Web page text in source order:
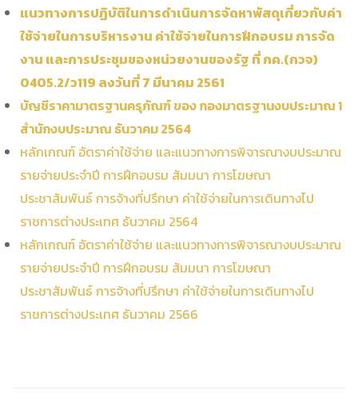
แนวทางการปฏิบัติในการดำเนินการจัดหาพัสดุเกี่ยวกับค่า
ใช้จ่ายในการบริหารงาน ค่าใช้จ่ายในการฝึกอบรม การจัด
งาน และการประชุมของหน่วยงานของรัฐ ที่ กค.(กวจ)
0405.2/ว119 ลงวันที่ 7 มีนาคม 2561
บัญชีราคามาตรฐานครุภัณฑ์ ของ กองมาตรฐานงบประมาณ 1
สำนักงบประมาณ ธันวาคม 2564
หลักเกณฑ์ อัตราค่าใช้จ่าย และแนวทางการพิจารณางบประมาณ
รายจ่ายประจำปี การฝึกอบรม สัมมนา การโฆษณา
ประชาสัมพันธ์ การจ้างที่ปรึกษา ค่าใช้จ่ายในการเดินทางไป
ราชการต่างประเทศ ธันวาคม 2564
หลักเกณฑ์ อัตราค่าใช้จ่าย และแนวทางการพิจารณางบประมาณ
รายจ่ายประจำปี การฝึกอบรม สัมมนา การโฆษณา
ประชาสัมพันธ์ การจ้างที่ปรึกษา ค่าใช้จ่ายในการเดินทางไป
ราชการต่างประเทศ ธันวาคม 2566